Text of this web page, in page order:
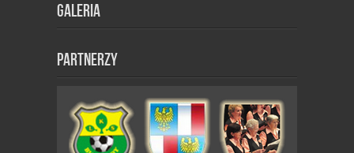
Galeria
Partnerzy